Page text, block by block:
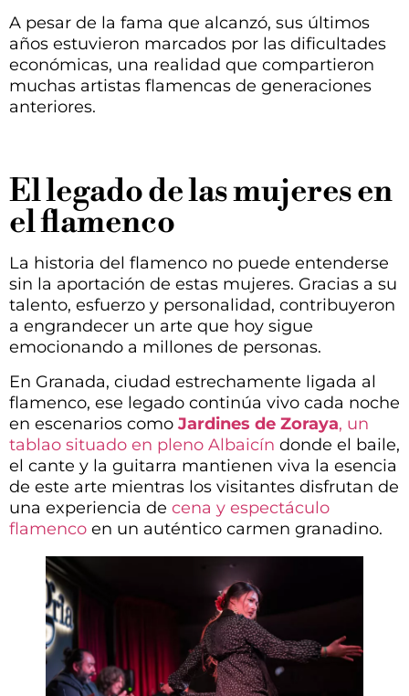
A pesar de la fama que alcanzó, sus últimos
años estuvieron marcados por las dificultades
económicas, una realidad que compartieron
muchas artistas flamencas de generaciones
anteriores.
El legado de las mujeres en
el flamenco
La historia del flamenco no puede entenderse
sin la aportación de estas mujeres. Gracias a su
talento, esfuerzo y personalidad, contribuyeron
a engrandecer un arte que hoy sigue
emocionando a millones de personas.
En Granada, ciudad estrechamente ligada al
flamenco, ese legado continúa vivo cada noche
en escenarios como Jardines de Zoraya, un
tablao situado en pleno Albaicín donde el baile,
el cante y la guitarra mantienen viva la esencia
de este arte mientras los visitantes disfrutan de
una experiencia de cena y espectáculo
flamenco en un auténtico carmen granadino.